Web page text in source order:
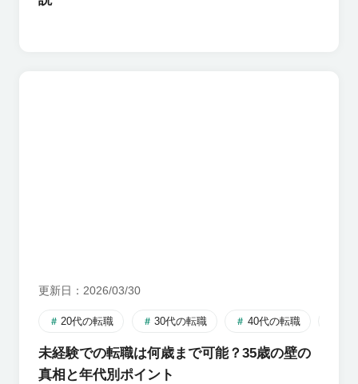
更新日 2026/03/30
20代の転職 30代の転職 40代の転職
未経験での転職は何歳まで可能？35歳の壁の
真相と年代別ポイント